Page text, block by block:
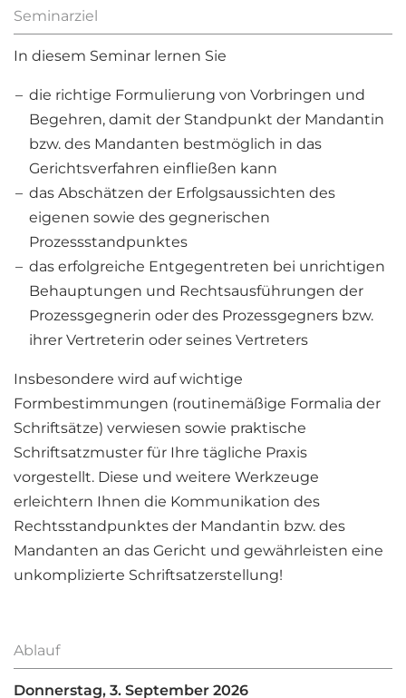
Seminarziel
In diesem Seminar lernen Sie
die richtige Formulierung von Vorbringen und
Begehren, damit der Standpunkt der Mandantin
bzw. des Mandanten bestmöglich in das
Gerichtsverfahren einfließen kann
das Abschätzen der Erfolgsaussichten des
eigenen sowie des gegnerischen
Prozessstandpunktes
das erfolgreiche Entgegentreten bei unrichtigen
Behauptungen und Rechtsausführungen der
Prozessgegnerin oder des Prozessgegners bzw.
ihrer Vertreterin oder seines Vertreters
Insbesondere wird auf wichtige
Formbestimmungen (routinemäßige Formalia der
Schriftsätze) verwiesen sowie praktische
Schriftsatzmuster für Ihre tägliche Praxis
vorgestellt. Diese und weitere Werkzeuge
erleichtern Ihnen die Kommunikation des
Rechtsstandpunktes der Mandantin bzw. des
Mandanten an das Gericht und gewährleisten eine
unkomplizierte Schriftsatzerstellung!
Ablauf
Donnerstag, 3. September 2026